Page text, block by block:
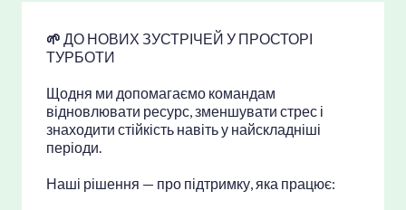
🌱 ДО НОВИХ ЗУСТРІЧЕЙ У ПРОСТОРІ
ТУРБОТИ
Щодня ми допомагаємо командам
відновлювати ресурс, зменшувати стрес і
знаходити стійкість навіть у найскладніші
періоди.
Наші рішення — про підтримку, яка працює: